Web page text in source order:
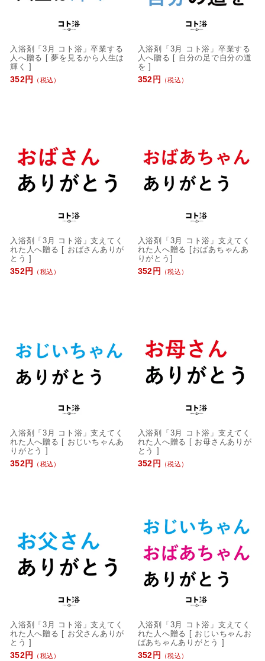
入浴剤「3月 コト浴」卒業する
人へ贈る [ 夢を見るから人生は
輝く ]
352円
（税込）
入浴剤「3月 コト浴」卒業する
人へ贈る [ 自分の足で自分の道
を ]
352円
（税込）
入浴剤「3月 コト浴」支えてく
れた人へ贈る [ おばさんありが
とう ]
352円
（税込）
入浴剤「3月 コト浴」支えてく
れた人へ贈る [おばあちゃんあ
りがとう]
352円
（税込）
入浴剤「3月 コト浴」支えてく
れた人へ贈る [ おじいちゃんあ
りがとう ]
352円
（税込）
入浴剤「3月 コト浴」支えてく
れた人へ贈る [ お母さんありが
とう ]
352円
（税込）
入浴剤「3月 コト浴」支えてく
れた人へ贈る [ お父さんありが
とう ]
352円
（税込）
入浴剤「3月 コト浴」支えてく
れた人へ贈る [ おじいちゃんお
ばあちゃんありがとう ]
352円
（税込）